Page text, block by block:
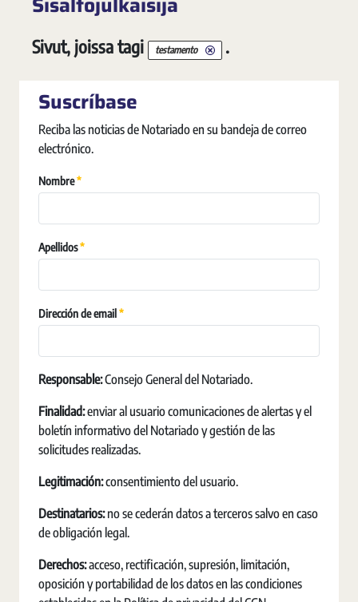
Sivut, joissa tagi testamento .
Suscríbase
Reciba las noticias de Notariado en su bandeja de correo
electrónico.
Nombre Pakollinen
Apellidos Pakollinen
Dirección de email Pakollinen
Responsable:Consejo General del Notariado.
Finalidad:enviar al usuario comunicaciones de alertas y el
boletín informativo del Notariado y gestión de las
solicitudes realizadas.
Legitimación:consentimiento del usuario.
Destinatarios:no se cederán datos a terceros salvo en caso
de obligación legal.
Derechos:acceso, rectificación, supresión, limitación,
oposición y portabilidad de los datos en las condiciones